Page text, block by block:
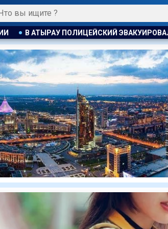
ЖИТЕЛЕЙ ДОМА ПРИ ПОЖАРЕ